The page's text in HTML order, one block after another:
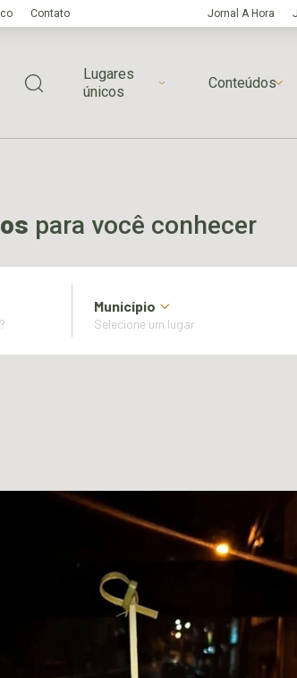
Contato Jornal A Hora
Lugares
únicos
Conteúdos
para você conhecer
Município